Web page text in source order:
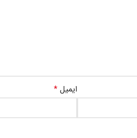
ایمیل *